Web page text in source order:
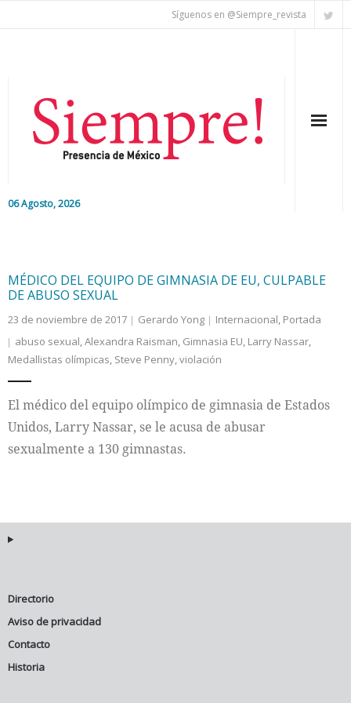
Síguenos en @Siempre_revista
06 Agosto, 2026
Colaboradores
Cultura
MÉDICO DEL EQUIPO DE GIMNASIA DE EU, CULPABLE
DE ABUSO SEXUAL
23 de noviembre de 2017 Gerardo Yong Internacional, Portada
abuso sexual,Alexandra Raisman, Gimnasia EU, Larry Nassar,
Medallistas olímpicas, Steve Penny,violación
El médico del equipo olímpico de gimnasia de Estados
Unidos, Larry Nassar, se le acusa de abusar
sexualmente a 130 gimnastas.
Directorio
Aviso de privacidad
Contacto
Historia